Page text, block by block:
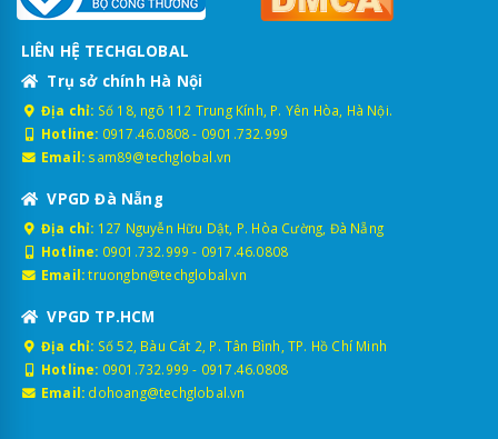
LIÊN HỆ TECHGLOBAL
Trụ sở chính Hà Nội
Địa chỉ: Số 18, ngõ 112 Trung Kính, P. Yên Hòa, Hà Nội.
Hotline: 0917.46.0808- 0901.732.999
Email: sam89@techglobal.vn
VPGD Đà Nẵng
Địa chỉ: 127 Nguyễn Hữu Dật, P. Hòa Cường, Đà Nẵng
Hotline: 0901.732.999 - 0917.46.0808
Email: truongbn@techglobal.vn
VPGD TP.HCM
Địa chỉ: Số 52, Bàu Cát 2, P. Tân Bình, TP. Hồ Chí Minh
Hotline: 0901.732.999 - 0917.46.0808
Email: dohoang@techglobal.vn